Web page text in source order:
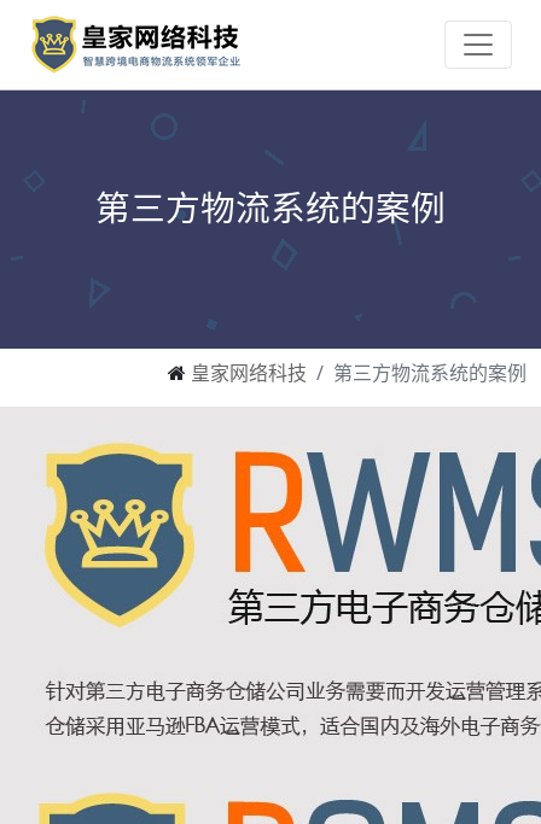
第三方物流系统的案例
皇家网络科技 第三方物流系统的案例